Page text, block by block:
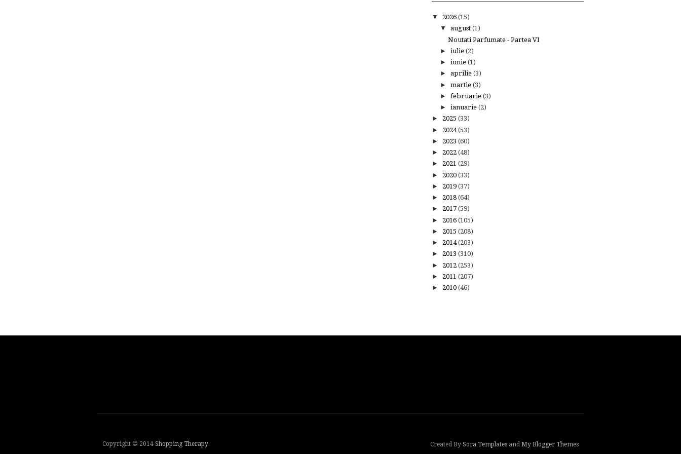
▼ 2026 (15)
▼ august (1)
Noutati Parfumate - Partea VI
► iulie (2)
► iunie (1)
► aprilie (3)
► martie (3)
► februarie (3)
► ianuarie (2)
► 2025 (33)
► 2024(53)
► 2023 (60)
► 2022 (48)
► 2021 (29)
► 2020 (33)
► 2019 (37)
► 2018 (64)
► 2017 (59)
► 2016 (105)
► 2015 (208)
► 2014(203)
► 2013 (310)
► 2012 (253)
► 2011 (207)
► 2010 (46)
Copyright © 2014 Shopping Therapy Created By Sora Templates and My Blogger Themes